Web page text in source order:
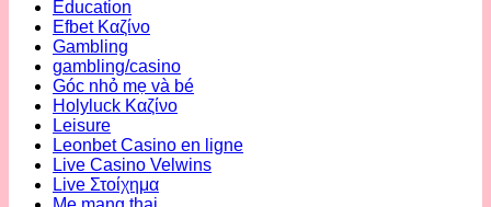
Education
Efbet Καζίνο
Gambling
gambling/casino
Góc nhỏ mẹ và bé
Holyluck Καζίνο
Leisure
Leonbet Casino en ligne
Live Casino Velwins
Live Στοίχημα